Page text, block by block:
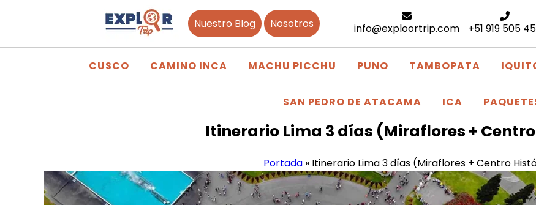
Nuestro Blog Nosotros info@exploortrip.com +51 919 505
CUSCO CAMINO INCA MACHU PICCHU PUNO TAMBOPATA
SAN PEDRO DE ATACAMA ICA
Itinerario Lima 3 días (Miraflores +
Portada» Itinerario Lima 3 días (Miraflores + Centro